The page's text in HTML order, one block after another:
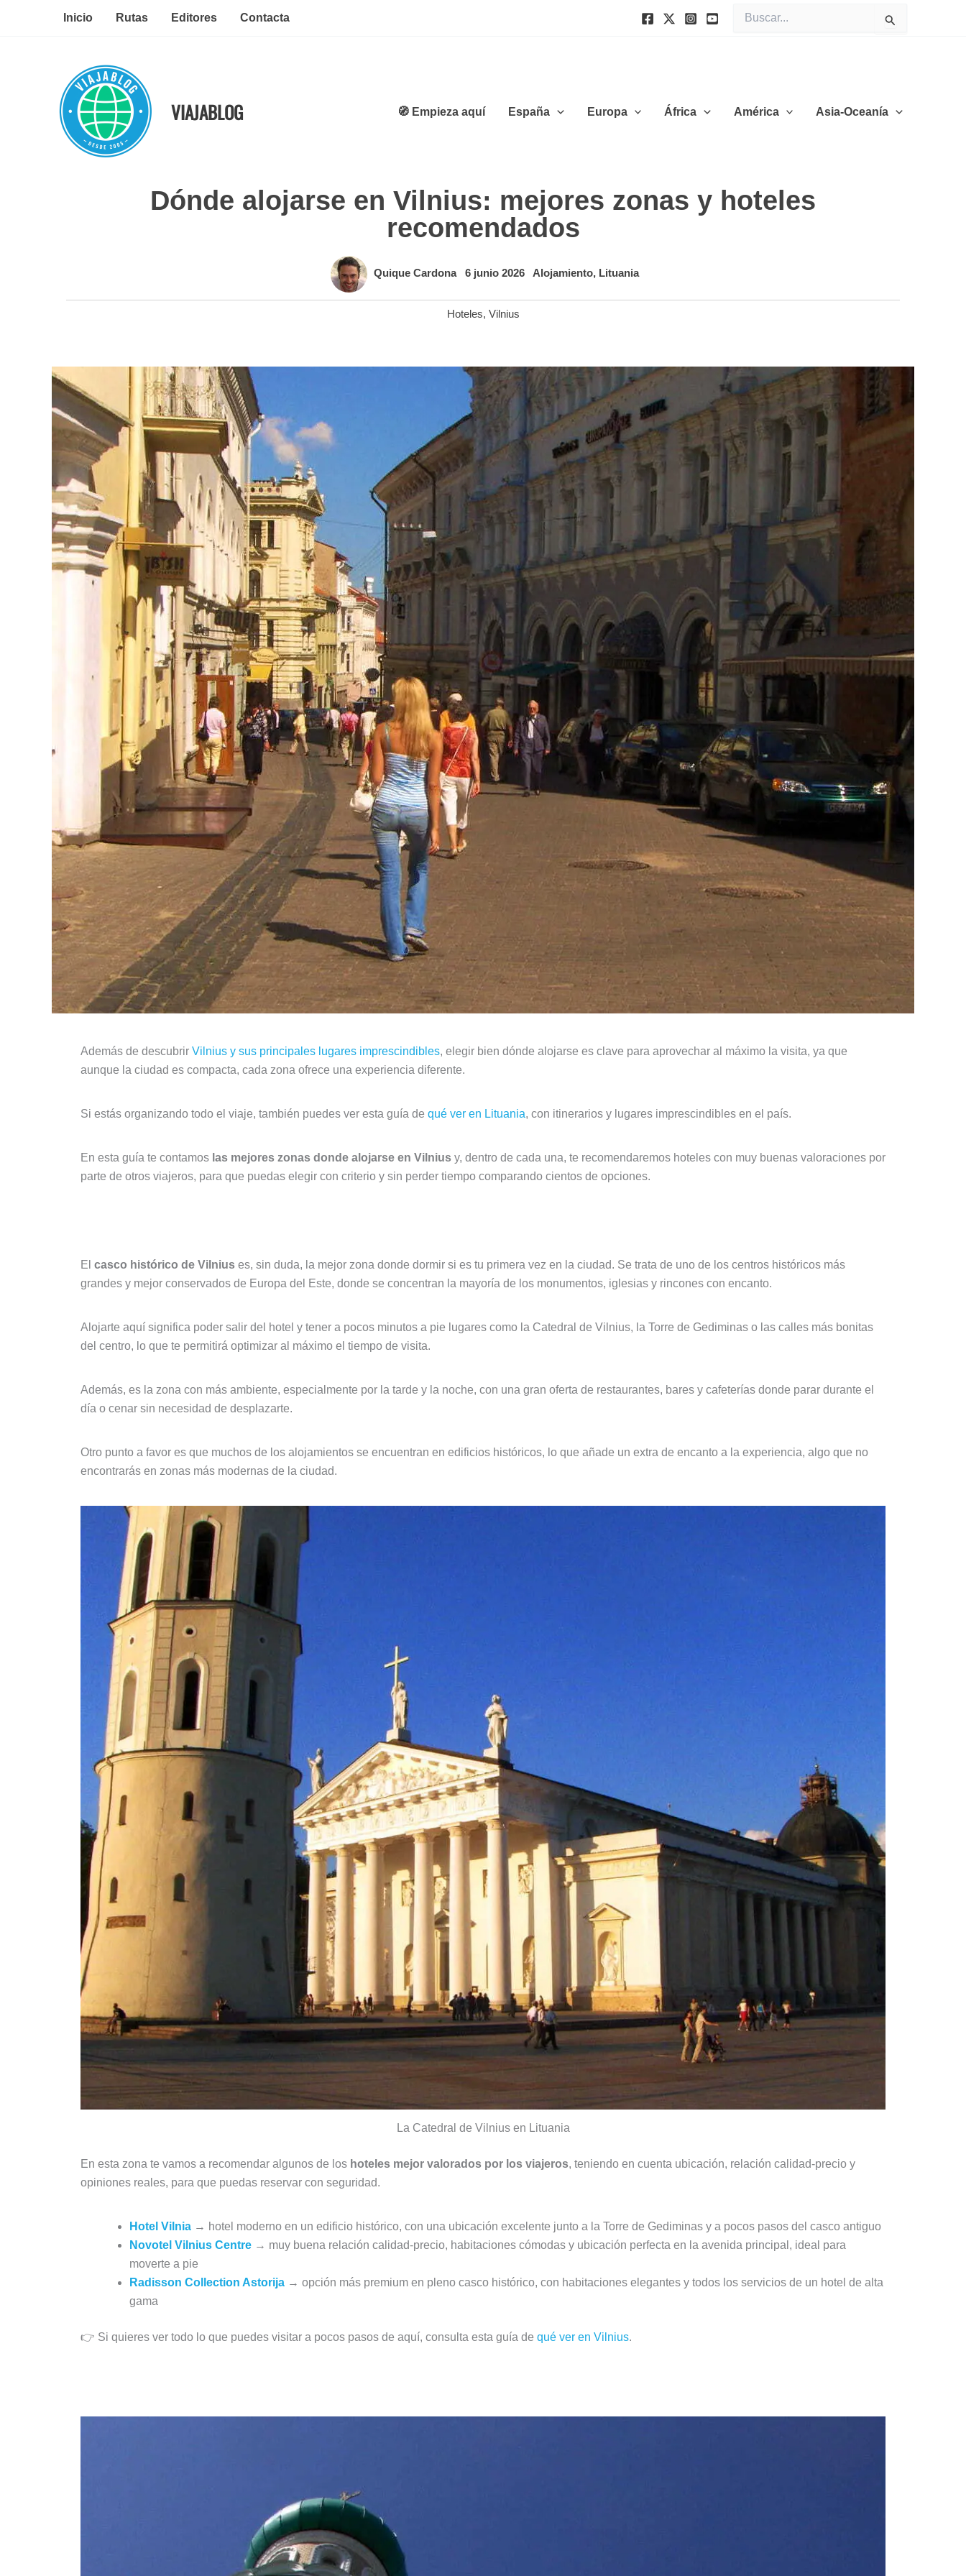
Inicio Rutas Editores Contacta
por:
VIAJABLOG 🧭 Empieza aquí España Europa África América Asia-Oceanía
Dónde alojarse en Vilnius: mejores zonas y hoteles
recomendados
Quique Cardona 6 junio 2026 Alojamiento, Lituania
Hoteles, Vilnius
Además de descubrir Vilnius y sus principales lugares imprescindibles, elegir bien dónde alojarse es clave para aprovechar al máximo la visita, ya que
aunque la ciudad es compacta, cada zona ofrece una experiencia diferente.
Si estás organizando todo el viaje, también puedes ver esta guía de qué ver en Lituania, con itinerarios y lugares imprescindibles en el país.
En esta guía te contamos las mejores zonas donde alojarse en Vilnius y, dentro de cada una, te recomendaremos hoteles con muy buenas valoraciones por
parte de otros viajeros, para que puedas elegir con criterio y sin perder tiempo comparando cientos de opciones.
El casco histórico de Vilnius es, sin duda, la mejor zona donde dormir si es tu primera vez en la ciudad. Se trata de uno de los centros históricos más
grandes y mejor conservados de Europa del Este, donde se concentran la mayoría de los monumentos, iglesias y rincones con encanto.
Alojarte aquí significa poder salir del hotel y tener a pocos minutos a pie lugares como la Catedral de Vilnius, la Torre de Gediminas o las calles más bonitas
del centro, lo que te permitirá optimizar al máximo el tiempo de visita.
Además, es la zona con más ambiente, especialmente por la tarde y la noche, con una gran oferta de restaurantes, bares y cafeterías donde parar durante el
día o cenar sin necesidad de desplazarte.
Otro punto a favor es que muchos de los alojamientos se encuentran en edificios históricos, lo que añade un extra de encanto a la experiencia, algo que no
encontrarás en zonas más modernas de la ciudad.
La Catedral de Vilnius en Lituania
En esta zona te vamos a recomendar algunos de los hoteles mejor valorados por los viajeros, teniendo en cuenta ubicación, relación calidad-precio y
opiniones reales, para que puedas reservar con seguridad.
Hotel Vilnia → hotel moderno en un edificio histórico, con una ubicación excelente junto a la Torre de Gediminas y a pocos pasos del casco antiguo
Novotel Vilnius Centre → muy buena relación calidad-precio, habitaciones cómodas y ubicación perfecta en la avenida principal, ideal para
moverte a pie
Radisson Collection Astorija → opción más premium en pleno casco histórico, con habitaciones elegantes y todos los servicios de un hotel de alta
gama
👉 Si quieres ver todo lo que puedes visitar a pocos pasos de aquí, consulta esta guía de qué ver en Vilnius.